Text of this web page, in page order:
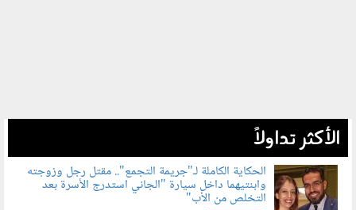
الأكثر تداولاً
100801.jpg
الحكاية الكاملة لـ"جريمة التجمع".. مقتل رجل وزوجته
وابنتيهما داخل سيارة "الجاني استدرج الأسرة بعد
التخلص من الأب"